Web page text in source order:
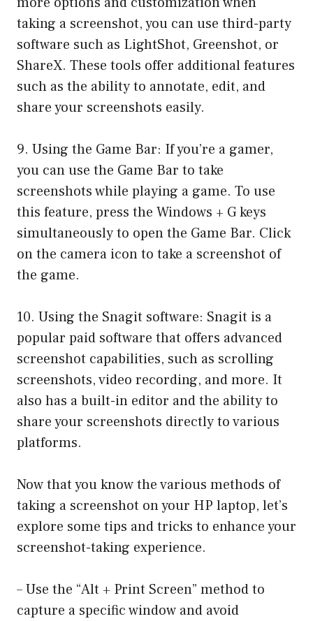
taking a screenshot, you can use third-party
software such as LightShot, Greenshot, or
ShareX. These tools offer additional features
such as the ability to annotate, edit, and
share your screenshots easily.
9. Using the Game Bar: If you’re a gamer,
you can use the Game Bar to take
screenshots while playing a game. To use
this feature, press the Windows + G keys
simultaneously to open the Game Bar. Click
on the camera icon to take a screenshot of
the game.
10. Using the Snagit software: Snagit is a
popular paid software that offers advanced
screenshot capabilities, such as scrolling
screenshots, video recording, and more. It
also has a built-in editor and the ability to
share your screenshots directly to various
platforms.
Now that you know the various methods of
taking a screenshot on your HP laptop, let’s
explore some tips and tricks to enhance your
screenshot-taking experience.
– Use the “Alt + Print Screen” method to
capture a specific window and avoid